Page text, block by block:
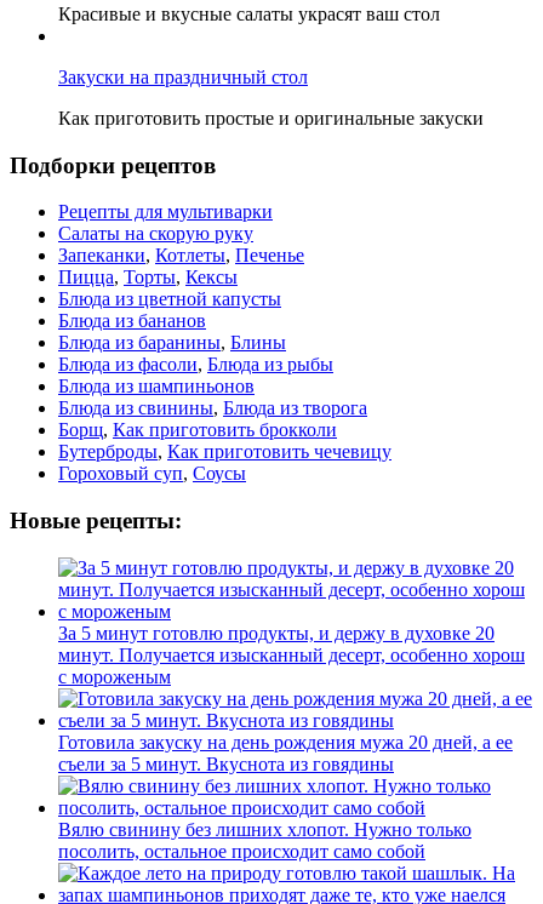
Красивые и вкусные салаты украсят ваш стол
Закуски на праздничный стол
Как приготовить простые и оригинальные закуски
Подборки рецептов
Рецепты для мультиварки
Салаты на скорую руку
Запеканки, Котлеты, Печенье
Пицца, Торты, Кексы
Блюда из цветной капусты
Блюда из бананов
Блюда из баранины, Блины
Блюда из фасоли, Блюда из рыбы
Блюда из шампиньонов
Блюда из свинины, Блюда из творога
Борщ, Как приготовить брокколи
Бутерброды, Как приготовить чечевицу
Гороховый суп, Соусы
Новые рецепты:
За 5 минут готовлю продукты, и держу в духовке 20
минут. Получается изысканный десерт, особенно хорош
с мороженым
Готовила закуску на день рождения мужа 20 дней, а ее
съели за 5 минут. Вкуснота из говядины
Вялю свинину без лишних хлопот. Нужно только
посолить, остальное происходит само собой